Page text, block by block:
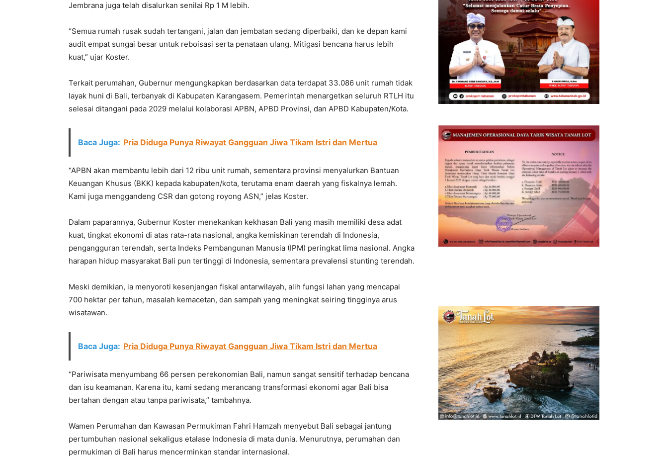
Jembrana juga telah disalurkan senilai Rp 1 M lebih.
“Semua rumah rusak sudah tertangani, jalan dan jembatan sedang diperbaiki, dan ke depan kami
audit empat sungai besar untuk reboisasi serta penataan ulang. Mitigasi bencana harus lebih
kuat,” ujar Koster.
Terkait perumahan, Gubernur mengungkapkan berdasarkan data terdapat 33.086 unit rumah tidak
layak huni di Bali, terbanyak di Kabupaten Karangasem. Pemerintah menargetkan seluruh RTLH itu
selesai ditangani pada 2029 melalui kolaborasi APBN, APBD Provinsi, dan APBD Kabupaten/Kota.
Baca Juga: Pria Diduga Punya Riwayat Gangguan Jiwa Tikam Istri dan Mertua
“APBN akan membantu lebih dari 12 ribu unit rumah, sementara provinsi menyalurkan Bantuan
Keuangan Khusus (BKK) kepada kabupaten/kota, terutama enam daerah yang fiskalnya lemah.
Kami juga menggandeng CSR dan gotong royong ASN,” jelas Koster.
Dalam paparannya, Gubernur Koster menekankan kekhasan Bali yang masih memiliki desa adat
kuat, tingkat ekonomi di atas rata-rata nasional, angka kemiskinan terendah di Indonesia,
pengangguran terendah, serta Indeks Pembangunan Manusia (IPM) peringkat lima nasional. Angka
harapan hidup masyarakat Bali pun tertinggi di Indonesia, sementara prevalensi stunting terendah.
Meski demikian, ia menyoroti kesenjangan fiskal antarwilayah, alih fungsi lahan yang mencapai
700 hektar per tahun, masalah kemacetan, dan sampah yang meningkat seiring tingginya arus
wisatawan.
Baca Juga: Pria Diduga Punya Riwayat Gangguan Jiwa Tikam Istri dan Mertua
“Pariwisata menyumbang 66 persen perekonomian Bali, namun sangat sensitif terhadap bencana
dan isu keamanan. Karena itu, kami sedang merancang transformasi ekonomi agar Bali bisa
bertahan dengan atau tanpa pariwisata,” tambahnya.
Wamen Perumahan dan Kawasan Permukiman Fahri Hamzah menyebut Bali sebagai jantung
pertumbuhan nasional sekaligus etalase Indonesia di mata dunia. Menurutnya, perumahan dan
permukiman di Bali harus mencerminkan standar internasional.